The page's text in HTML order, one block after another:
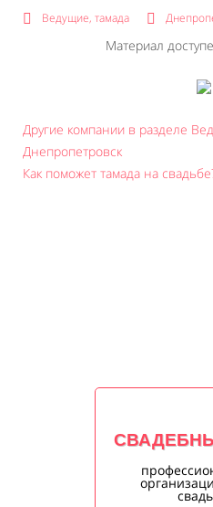
Ведущие, тамада
Материал
Другие компании в разделе
Днепропетровск
Как поможет тамада на